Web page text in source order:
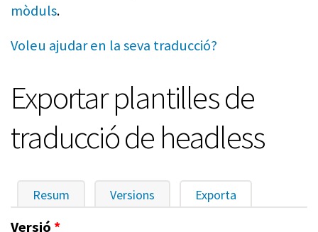
mòduls.
Voleu ajudar en la seva traducció?
Exportar plantilles de
traducció de headless
Pestanyes
Resum Versions Exporta
Versió *